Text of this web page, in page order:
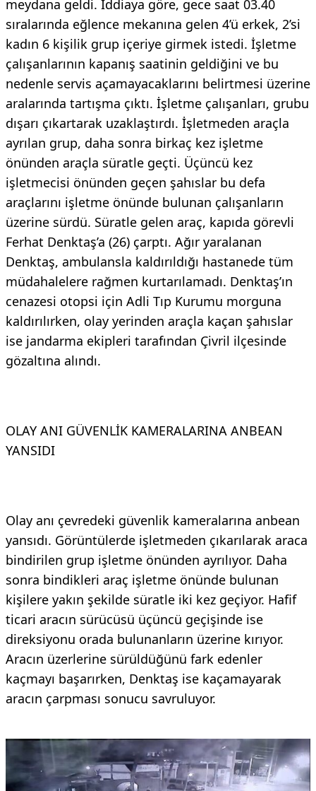
meydana geldi. İddiaya göre, gece saat 03.40
sıralarında eğlence mekanına gelen 4’ü erkek, 2’si
kadın 6 kişilik grup içeriye girmek istedi. İşletme
çalışanlarının kapanış saatinin geldiğini ve bu
nedenle servis açamayacaklarını belirtmesi üzerine
aralarında tartışma çıktı. İşletme çalışanları, grubu
dışarı çıkartarak uzaklaştırdı. İşletmeden araçla
ayrılan grup, daha sonra birkaç kez işletme
önünden araçla süratle geçti. Üçüncü kez
işletmecisi önünden geçen şahıslar bu defa
araçlarını işletme önünde bulunan çalışanların
üzerine sürdü. Süratle gelen araç, kapıda görevli
Ferhat Denktaş’a (26) çarptı. Ağır yaralanan
Denktaş, ambulansla kaldırıldığı hastanede tüm
müdahalelere rağmen kurtarılamadı. Denktaş’ın
cenazesi otopsi için Adli Tıp Kurumu morguna
kaldırılırken, olay yerinden araçla kaçan şahıslar
ise jandarma ekipleri tarafından Çivril ilçesinde
gözaltına alındı.
OLAY ANI GÜVENLİK KAMERALARINA ANBEAN
YANSIDI
Olay anı çevredeki güvenlik kameralarına anbean
yansıdı. Görüntülerde işletmeden çıkarılarak araca
bindirilen grup işletme önünden ayrılıyor. Daha
sonra bindikleri araç işletme önünde bulunan
kişilere yakın şekilde süratle iki kez geçiyor. Hafif
ticari aracın sürücüsü üçüncü geçişinde ise
direksiyonu orada bulunanların üzerine kırıyor.
Aracın üzerlerine sürüldüğünü fark edenler
kaçmayı başarırken, Denktaş ise kaçamayarak
aracın çarpması sonucu savruluyor.